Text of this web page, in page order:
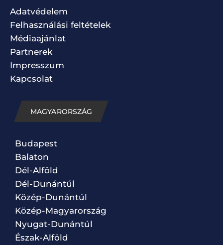
Adatvédelem
Felhasználási feltételek
Médiaajánlat
Partnerek
Impresszum
Kapcsolat
MAGYARORSZÁG
Budapest
Balaton
Dél-Alföld
Dél-Dunántúl
Közép-Dunántúl
Közép-Magyarország
Nyugat-Dunántúl
Észak-Alföld